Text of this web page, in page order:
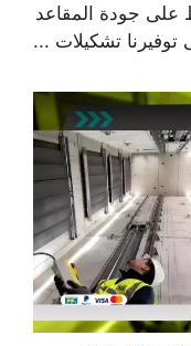
على جودة المقاعد
توفيرنا تشكيلات ...